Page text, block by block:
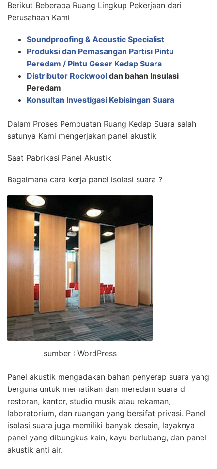
Berikut Beberapa Ruang Lingkup Pekerjaan dari
Perusahaan Kami
Soundproofing & Acoustic Specialist
Produksi dan Pemasangan Partisi Pintu
Peredam / Pintu Geser Kedap Suara
Distributor Rockwool dan bahan Insulasi
Peredam
Konsultan Investigasi Kebisingan Suara
Dalam Proses Pembuatan Ruang Kedap Suara salah
satunya Kami mengerjakan panel akustik
Saat Pabrikasi Panel Akustik
Bagaimana cara kerja panel isolasi suara ?
sumber : WordPress
Panel akustik mengadakan bahan penyerap suara yang
berguna untuk mematikan dan meredam suara di
restoran, kantor, studio musik atau rekaman,
laboratorium, dan ruangan yang bersifat privasi. Panel
isolasi suara juga memiliki banyak desain, layaknya
panel yang dibungkus kain, kayu berlubang, dan panel
akustik anti air.